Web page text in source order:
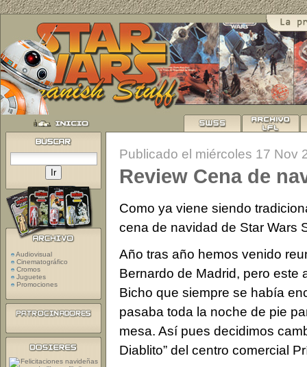
Publicado el miércoles 17 Nov
Review Cena de
Como ya viene siendo
cena de navidad de Star Wars
Año tras año hemos venido
Bernardo de Madrid, pero este
Bicho que siempre se había
pasaba toda la noche de pie
mesa. Así pues decidimos
Diablito” del centro comercial
Audiovisual
Cinematográfico
Cromos
Juguetes
Promociones